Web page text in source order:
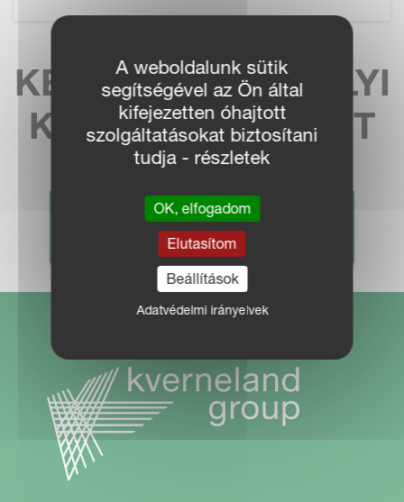
KERESSE MEG HELYI
KÉPVISELETÜNKET
KERESKEDŐ KERESÉS
A weboldalunk sütik
segítségével az Ön által
kifejezetten óhajtott
szolgáltatásokat biztosítani
tudja - részletek
OK, elfogadom
Elutasítom
Beállítások
Adatvédelmi irányelvek